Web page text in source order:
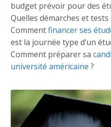
budget prévoir pour des
Quelles démarches et tests
Commentfinancer ses
est la journée type d’un
Comment préparer sa
université américaine ?